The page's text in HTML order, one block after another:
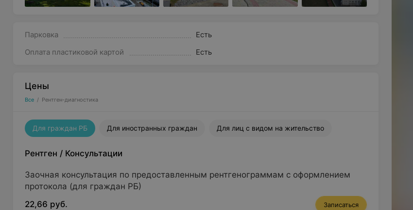
Парковка
Есть
Оплата пластиковой картой
Есть
Цены
Все / Рентген-диагностика
Для граждан РБ Для иностранных граждан Для лиц с видом на жительство
Рентген / Консультации
Заочная консультация по предоставленным рентгенограммам с оформлением
протокола (для граждан РБ)
22,66 руб.
Записаться